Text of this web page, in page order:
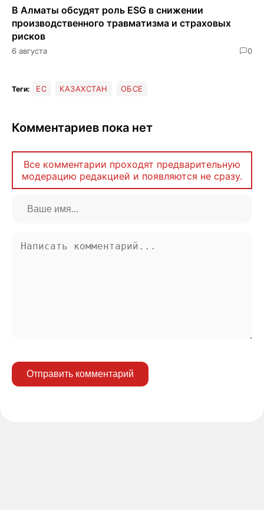
В Алматы обсудят роль ESG в снижении
производственного травматизма и страховых
рисков
6 августа 0
Теги: ЕС КАЗАХСТАН ОБСЕ
Комментариев пока нет
Все комментарии проходят предварительную
модерацию редакцией и появляются не сразу.
Отправить комментарий